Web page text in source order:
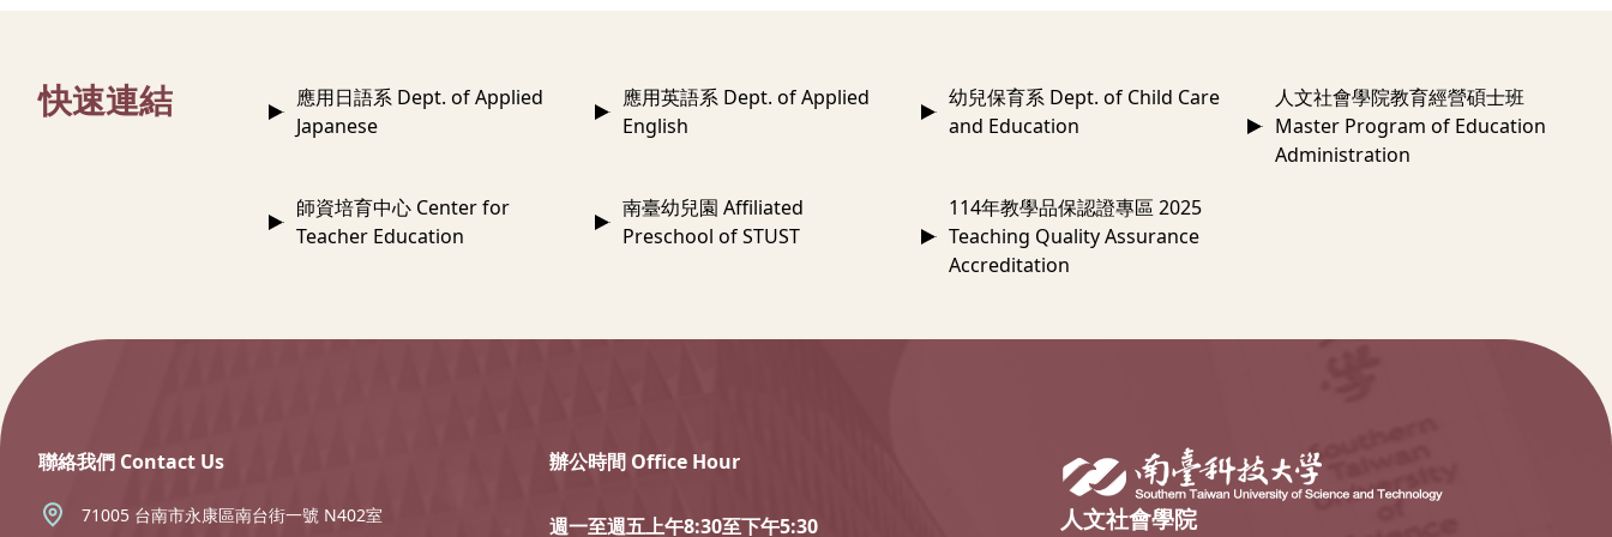
快速連結
應用日語系 Dept. of Applied
Japanese
應用英語系 Dept. of Applied
English
幼兒保育系 Dept. of Child Care
and Education
人文社會學院教育經營碩士班
Master Program of Education
Administration
師資培育中心 Center for
Teacher Education
南臺幼兒園 Affiliated
Preschool of STUST
114年教學品保認證專區 2025
Teaching Quality Assurance
Accreditation
人文社會學院
聯絡我們 Contact Us
71005 台南市永康區南台街一號 N402室
辦公時間 Office Hour
週一至週五上午8:30至下午5:30